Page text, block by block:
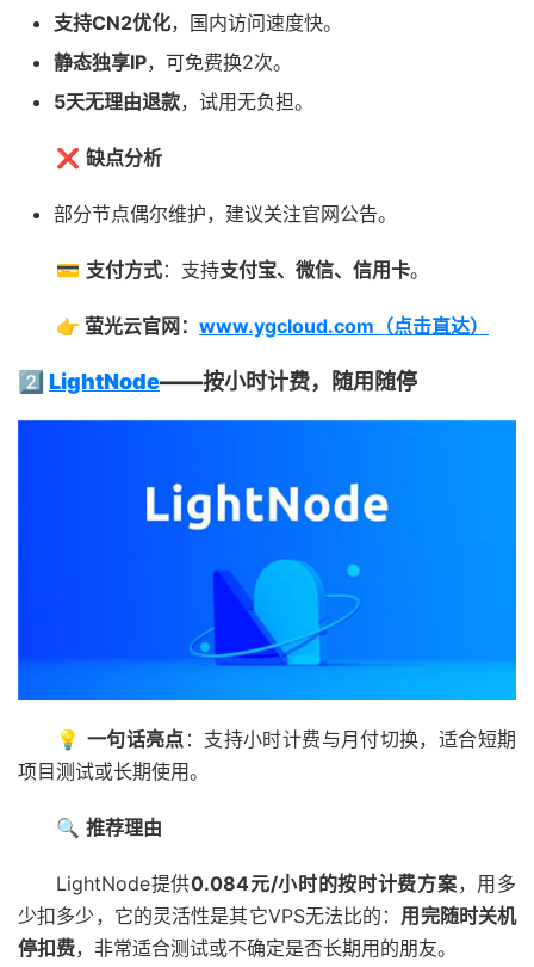
支持CN2优化，国内访问速度快。
静态独享IP，可免费换2次。
5天无理由退款，试用无负担。
❌ 缺点分析
部分节点偶尔维护，建议关注官网公告。
💳 支付方式：支持支付宝、微信、信用卡。
👉 萤光云官网： www.ygcloud.com（点击直达）
2️⃣ LightNode——按小时计费，随用随停
💡 一句话亮点 ：支持小时计费与月付切换，适合短期
项目测试或长期使用。
🔍 推荐理由
LightNode提供0.084元/小时的按时计费方案，用多
少扣多少，它的灵活性是其它VPS无法比的： 用完随时关机
停扣费，非常适合测试或不确定是否长期用的朋友。